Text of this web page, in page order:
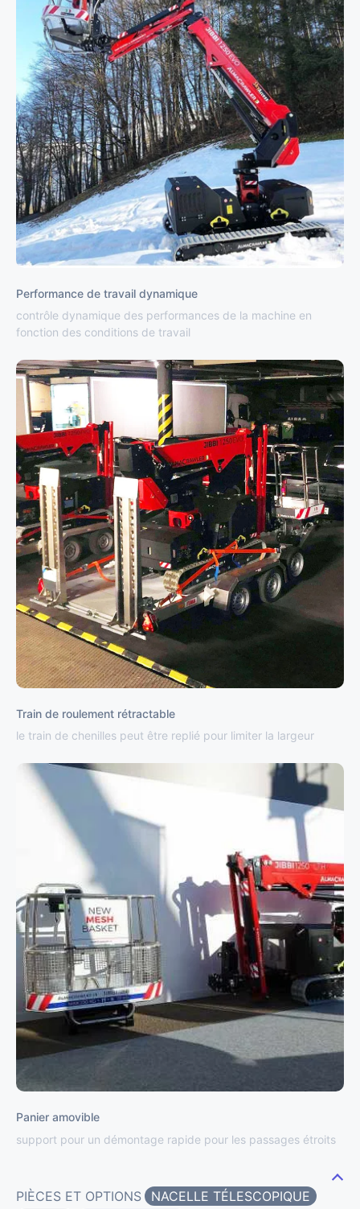
Performance de travail dynamique
contrôle dynamique des performances de la machine en
fonction des conditions de travail
Train de roulement rétractable
le train de chenilles peut être replié pour limiter la largeur
Panier amovible
support pour un démontage rapide pour les passages étroits
PIÈCES ET OPTIONS
NACELLE TÉLESCOPIQUE